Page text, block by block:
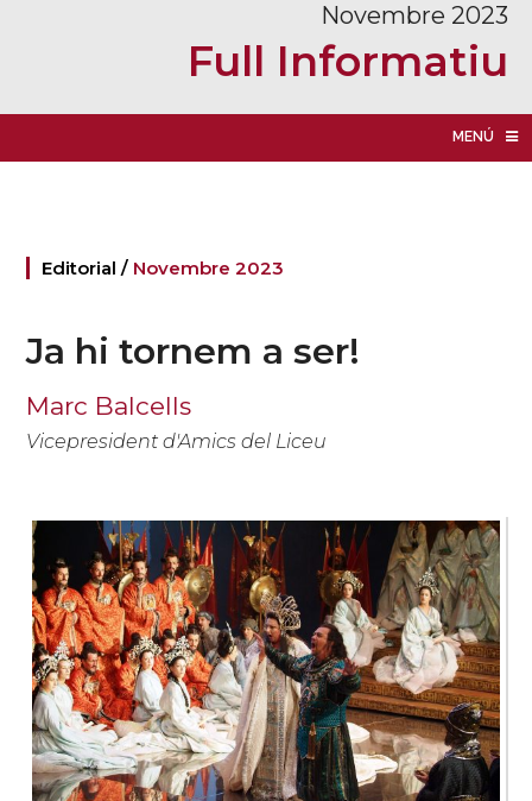
Novembre 2023
Full Informatiu
MENÚ
Editorial / Novembre 2023
Ja hi tornem a ser!
Marc Balcells
Vicepresident d'Amics del Liceu